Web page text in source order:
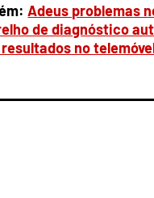
Adeus problemas
de diagnóstico
no